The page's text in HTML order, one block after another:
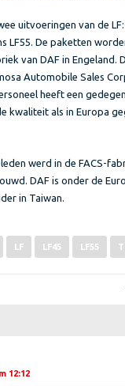
uitvoeringen van de
LF55. De paketten
van DAF in Engeland.
Automobile Sales
heeft een
kwaliteit als in Europa
werd in de FACS-
DAF is onder de
in Taiwan.
LF LF45 LF55
12:12